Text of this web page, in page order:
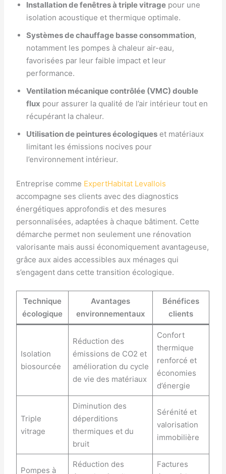
Installation de fenêtres à triple vitrage pour une
isolation acoustique et thermique optimale.
Systèmes de chauffage basse consommation,
notamment les pompes à chaleur air-eau,
favorisées par leur faible impact et leur
performance.
Ventilation mécanique contrôlée (VMC) double
flux pour assurer la qualité de l’air intérieur tout en
récupérant la chaleur.
Utilisation de peintures écologiques et matériaux
limitant les émissions nocives pour
l’environnement intérieur.
Entreprise comme ExpertHabitat Levallois
accompagne ses clients avec des diagnostics
énergétiques approfondis et des mesures
personnalisées, adaptées à chaque bâtiment. Cette
démarche permet non seulement une rénovation
valorisante mais aussi économiquement avantageuse,
grâce aux aides accessibles aux ménages qui
s’engagent dans cette transition écologique.
Technique
écologique
Avantages
environnementaux
Bénéfices
clients
Isolation
biosourcée
Réduction des
émissions de CO2 et
amélioration du cycle
de vie des matériaux
Confort
thermique
renforcé et
économies
d’énergie
Triple
vitrage
Diminution des
déperditions
thermiques et du
bruit
Sérénité et
valorisation
immobilière
Pompes à
Réduction des
Factures